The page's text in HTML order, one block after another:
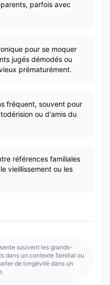
parfois avec
pour se moquer
jugés démodés ou
prématurément.
fréquent, souvent pour
ou d'amis du
références familiales
vieillissement ou les
souvent les grands-
dans un contexte familial ou
de longévité dans un